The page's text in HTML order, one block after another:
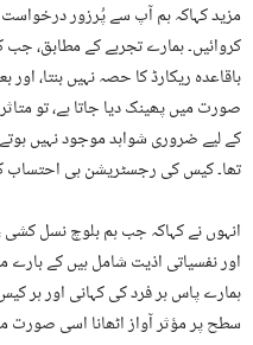
مزید کہاکہ ہم آپ سے پُرزور
کروائیں۔ ہمارے تجربے کے مطابق،
باقاعدہ ریکارڈ کا حصہ نہیں بنتا،
صورت میں پھینک دیا جاتا ہے، تو
کے لیے ضروری شواہد موجود نہیں
تھا۔ کیس کی رجسٹریشن ہی احتساب
انہوں نے کہاکہ جب ہم بلوچ نسل
اور نفسیاتی اذیت شامل ہیں کے بارے
ہمارے پاس ہر فرد کی کہانی اور ہر کیس
سطح پر مؤثر آواز اٹھانا اسی